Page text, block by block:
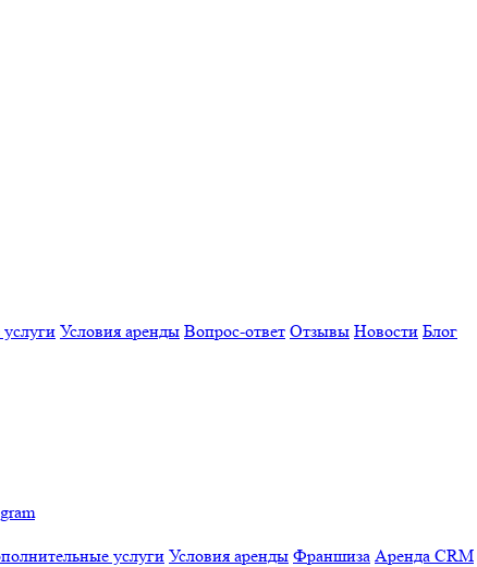
Условия аренды Вопрос-ответ Отзывы Новости Блог
услуги Условия аренды Франшиза Аренда CRM